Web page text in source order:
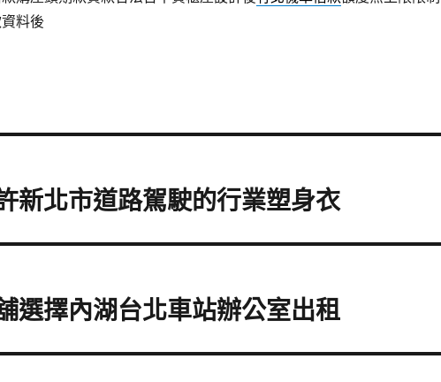
料後
新北市道路駕駛的行業塑身衣
選擇內湖台北車站辦公室出租